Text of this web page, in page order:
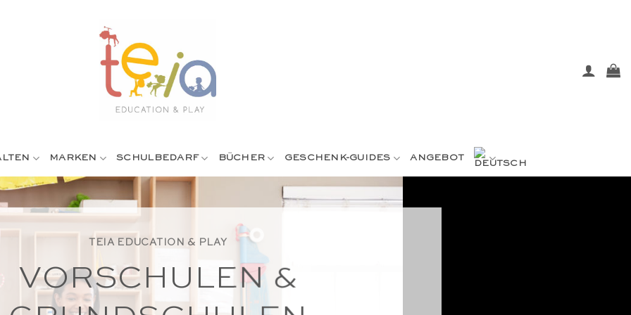
MARKEN SCHULBEDARF BÜCHER GESCHENK-GUIDES ANGEBOT
TEIA EDUCATION & PLAY
VORSCHULEN &